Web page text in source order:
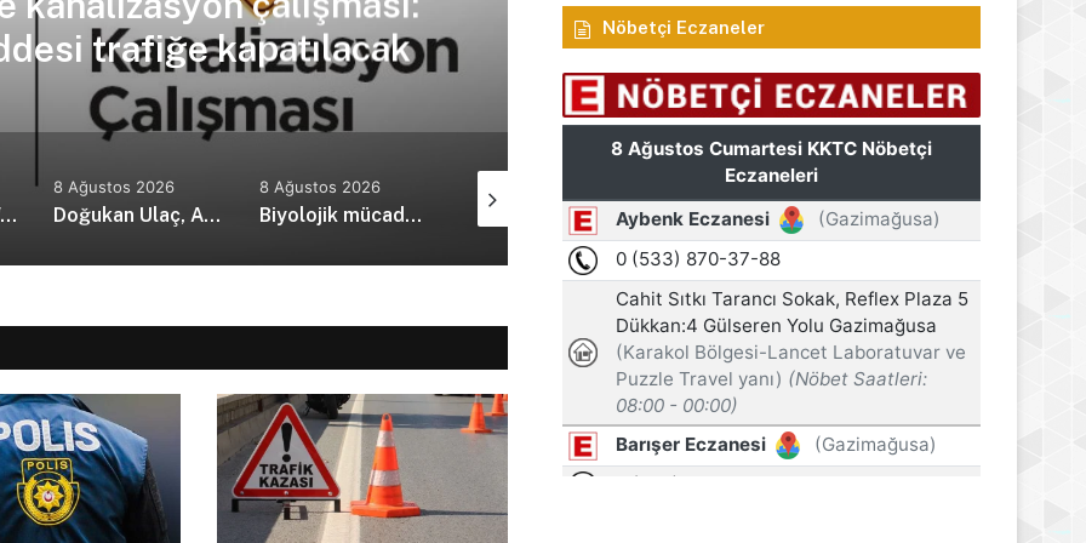
trafiğe kapatılacak
Egemenliğimiz müzakere
Milli Mücadele Vakfı, Erhürman’ı ziyaret etti: Egemenliğimiz müzakere konusu yapılamaz
8 Ağustos 2026
Doğukan Ulaç, Avrupa Şampiyonası’nda Türkiye Milli Takımı ile mücadele etti
8 Ağustos 2026
Biyolojik mücadelede önemli başarı: Zararlı popülasyonu yüzde 90’a varan oranda baskılandı Larnaka’ya günde 230, Baf’a 95 uçuş
8 Ağustos 2026
Ölümlü kazayı üstlenmek için polise yalan beyanda bulundu
Nöbetçi Eczaneler